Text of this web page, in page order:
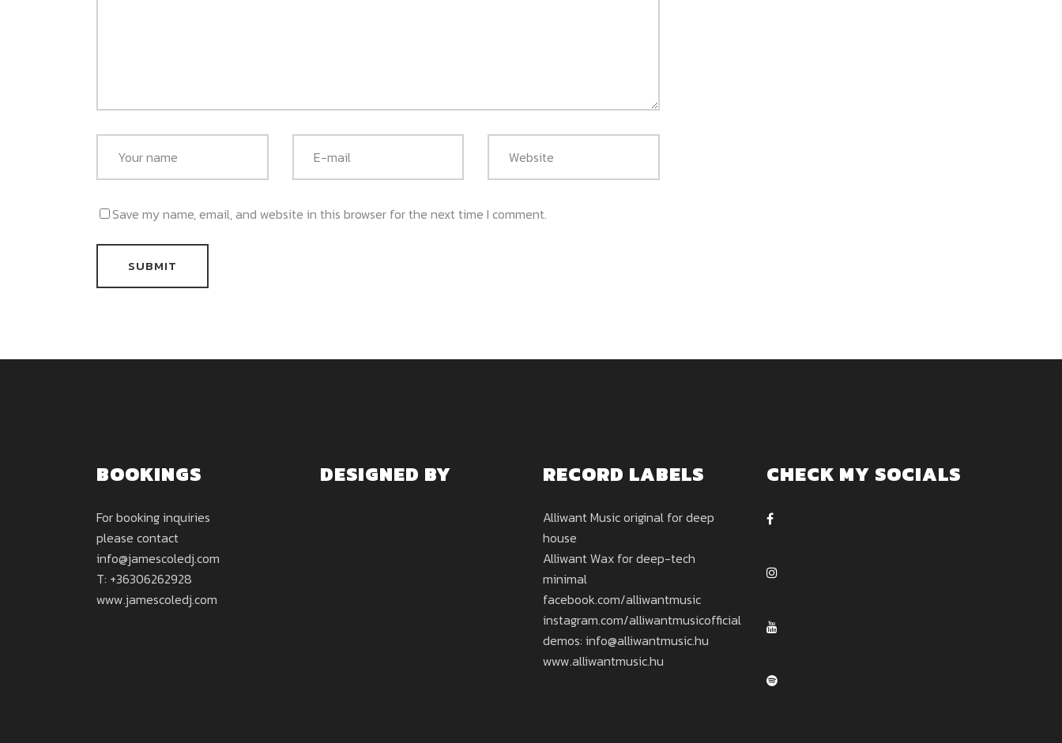
Save my name, email, and website in this browser for the next time I comment.
BOOKINGS
For booking inquiries
please contact
info@jamescoledj.com
T: +36306262928
www.jamescoledj.com
DESIGNED BY RECORD LABELS
Alliwant Music original for deep
house
Alliwant Wax for deep-tech
minimal
facebook.com/alliwantmusic
instagram.com/alliwantmusicofficial
demos: info@alliwantmusic.hu
www.alliwantmusic.hu
CHECK MY SOCIALS